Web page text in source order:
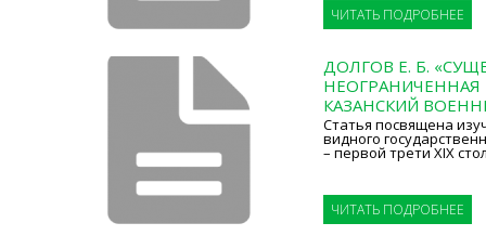
ЧИТАТЬ ПОДРОБНЕЕ
ДОЛГОВ Е. Б.
НЕОГРАНИЧЕННАЯ
КАЗАНСКИЙ
Статья посвящена
видного
– первой трети XIX
ЧИТАТЬ ПОДРОБНЕЕ